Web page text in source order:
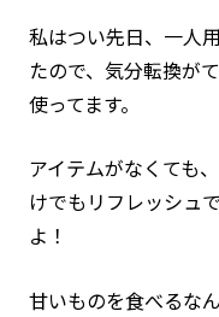
私はつい先日、一人
たので、気分転換が
使ってます。
アイテムがなくても
けでもリフレッシュ
よ！
甘いものを食べるな